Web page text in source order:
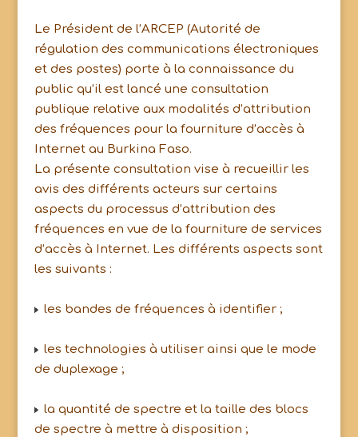
Le Président de l’ARCEP (Autorité de
régulation des communications électroniques
et des postes) porte à la connaissance du
public qu’il est lancé une consultation
publique relative aux modalités d’attribution
des fréquences pour la fourniture d’accès à
Internet au Burkina Faso.
La présente consultation vise à recueillir les
avis des différents acteurs sur certains
aspects du processus d’attribution des
fréquences en vue de la fourniture de services
d’accès à Internet. Les différents aspects sont
les suivants :
les bandes de fréquences à identifier ;
les technologies à utiliser ainsi que le mode
de duplexage ;
la quantité de spectre et la taille des blocs
de spectre à mettre à disposition ;